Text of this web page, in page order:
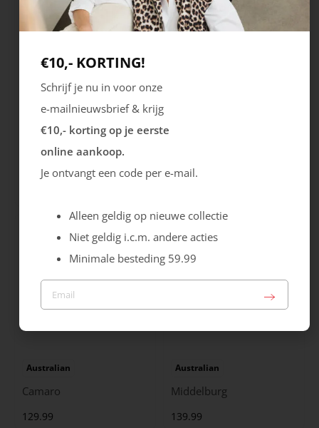
City Stride Grants
Australian
Camaro
129.99
Australian
Middelburg
139.99
€10,- KORTING!
Schrijf je nu in voor onze
e-mailnieuwsbrief & krijg
€10,- korting op je eerste
online aankoop.
Je ontvangt een code per e-mail.
Alleen geldig op nieuwe collectie
Niet geldig i.c.m. andere acties
Minimale besteding 59.99